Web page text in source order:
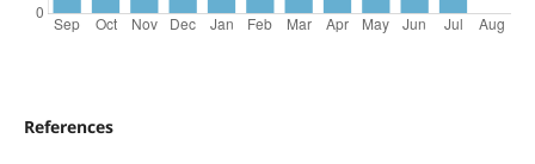
References